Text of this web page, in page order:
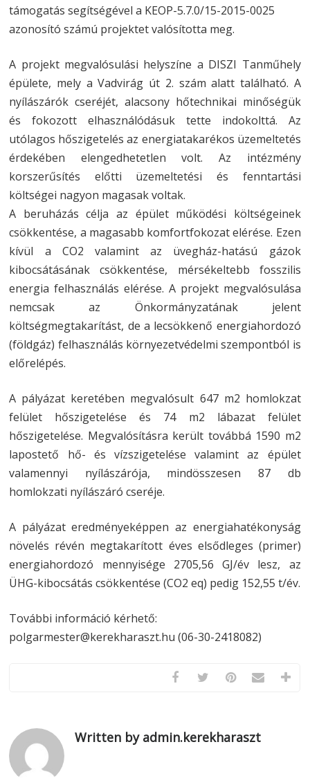
támogatás segítségével a KEOP-5.7.0/15-2015-0025
azonosító számú projektet valósította meg.
A projekt megvalósulási helyszíne a DISZI Tanműhely
épülete, mely a Vadvirág út 2. szám alatt található. A
nyílászárók cseréjét, alacsony hőtechnikai minőségük
és fokozott elhasználódásuk tette indokolttá. Az
utólagos hőszigetelés az energiatakarékos üzemeltetés
érdekében elengedhetetlen volt. Az intézmény
korszerűsítés előtti üzemeltetési és fenntartási
költségei nagyon magasak voltak.
A beruházás célja az épület működési költségeinek
csökkentése, a magasabb komfortfokozat elérése. Ezen
kívül a CO2 valamint az üvegház-hatású gázok
kibocsátásának csökkentése, mérsékeltebb fosszilis
energia felhasználás elérése. A projekt megvalósulása
nemcsak az Önkormányzatának jelent
költségmegtakarítást, de a lecsökkenő energiahordozó
(földgáz) felhasználás környezetvédelmi szempontból is
előrelépés.
A pályázat keretében megvalósult 647 m2 homlokzat
felület hőszigetelése és 74 m2 lábazat felület
hőszigetelése. Megvalósításra került továbbá 1590 m2
lapostető hő- és vízszigetelése valamint az épület
valamennyi nyílászárója, mindösszesen 87 db
homlokzati nyílászáró cseréje.
A pályázat eredményeképpen az energiahatékonyság
növelés révén megtakarított éves elsődleges (primer)
energiahordozó mennyisége 2705,56 GJ/év lesz, az
ÜHG-kibocsátás csökkentése (CO2 eq) pedig 152,55 t/év.
További információ kérhető:
polgarmester@kerekharaszt.hu (06-30-2418082)
Written by admin.kerekharaszt